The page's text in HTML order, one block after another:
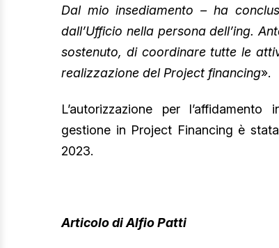
Dal mio insediamento – ha
dall’Ufficio nella persona dell’ing.
sostenuto, di coordinare tutte le
realizzazione del Project financing».
L’autorizzazione per
gestione in Project Financing è
2023.
Articolo di Alfio Patti